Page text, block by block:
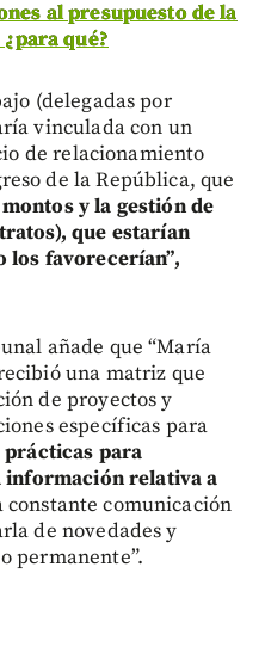
al presupuesto de la
qué?
(delegadas por
vinculada con un
de relacionamiento
de la República, que
y la gestión de
que estarían
los favorecerían”,
añade que “María
una matriz que
de proyectos y
específicas para
para
información relativa a
constante comunicación
de novedades y
permanente”.